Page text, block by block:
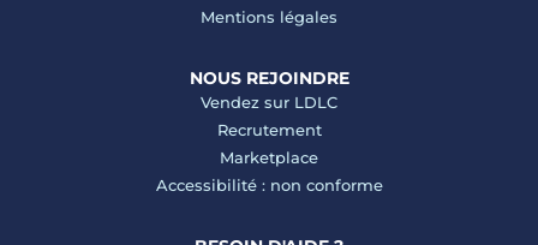
Mentions légales
NOUS REJOINDRE
Vendez sur LDLC
Recrutement
Marketplace
Accessibilité : non conforme